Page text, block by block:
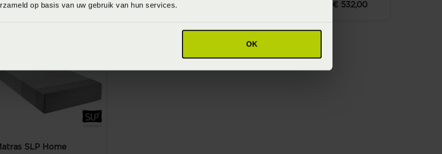
op basis van uw gebruik van hun services.
OK
€ 489,00 € 367,00
Vanaf€ 569,00 € 532,00
SLP Home